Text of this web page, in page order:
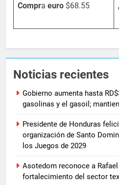
Compra euro $68.55
Noticias recientes
Gobierno aumenta hasta
gasolinas y el gasoil;
Presidente de Honduras
organización de Santo
los Juegos de 2029
Asotedom reconoce a
fortalecimiento del sector